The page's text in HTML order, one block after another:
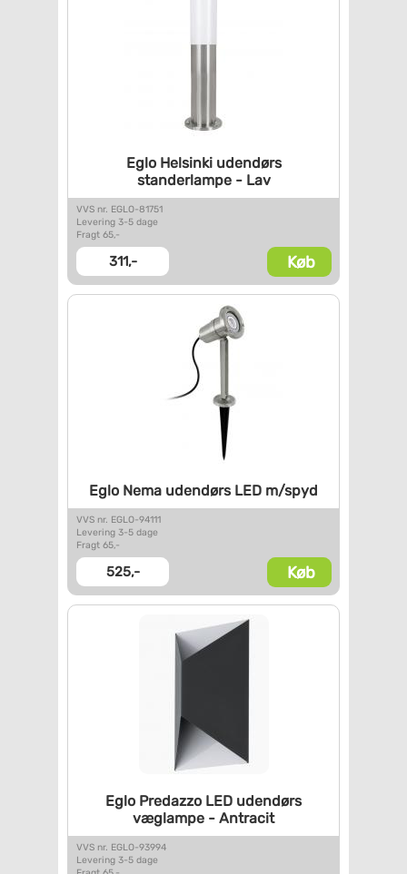
Eglo Helsinki udendørs
standerlampe - Lav
VVS nr. EGLO-81751
Levering 3-5 dage
Fragt 65,-
311,- Køb
Eglo Nema udendørs LED m/spyd
VVS nr. EGLO-94111
Levering 3-5 dage
Fragt 65,-
525,- Køb
Eglo Predazzo LED udendørs
væglampe - Antracit
VVS nr. EGLO-93994
Levering 3-5 dage